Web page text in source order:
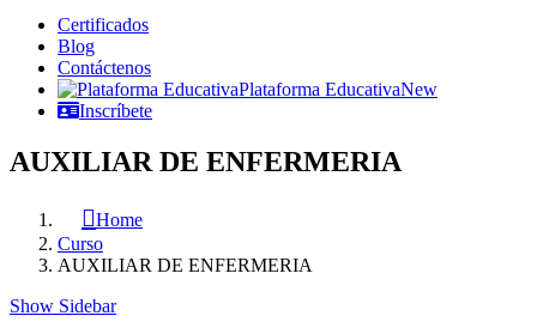
Certificados
Blog
Contáctenos
Plataforma EducativaNew
Inscríbete
AUXILIAR DE ENFERMERIA
Home
Curso
AUXILIAR DE ENFERMERIA
Show Sidebar